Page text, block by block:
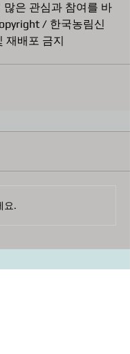
많은 관심과 참여를 바
/ 한국농림신
재배포 금지
요.